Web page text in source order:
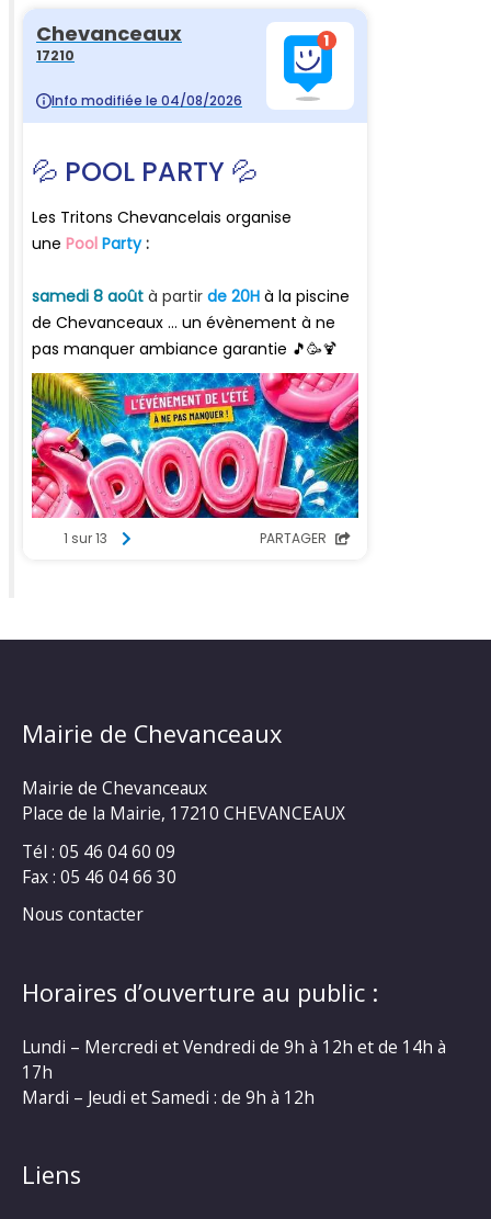
Mairie de Chevanceaux
Mairie de Chevanceaux
Place de la Mairie, 17210 CHEVANCEAUX
Tél : 05 46 04 60 09
Fax : 05 46 04 66 30
Nous contacter
Horaires d’ouverture au public :
Lundi – Mercredi et Vendredi de 9h à 12h et de 14h à
17h
Mardi – Jeudi et Samedi : de 9h à 12h
Liens